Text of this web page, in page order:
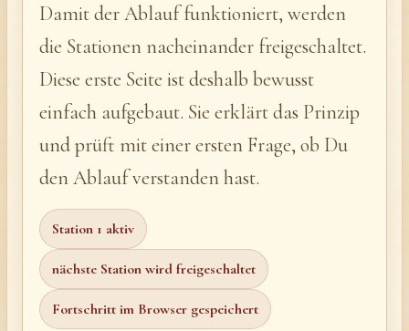
Damit der Ablauf funktioniert, werden
die Stationen nacheinander freigeschaltet.
Diese erste Seite ist deshalb bewusst
einfach aufgebaut. Sie erklärt das Prinzip
und prüft mit einer ersten Frage, ob Du
den Ablauf verstanden hast.
Station 1 aktiv
nächste Station wird freigeschaltet
Fortschritt im Browser gespeichert